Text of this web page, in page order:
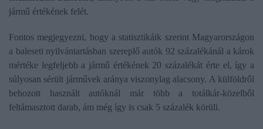
jármű értékének felét.
Fontos megjegyezni, hogy a statisztikáik szerint Magyarországon
a baleseti nyilvántartásban szereplő autók 92 százalékánál a károk
mértéke legfeljebb a jármű értékének 20 százalékát érte el, így a
súlyosan sérült járművek aránya viszonylag alacsony. A külföldről
behozott használt autóknál már több a totálkár-közelből
feltámasztott darab, ám még így is csak 5 százalék körüli.